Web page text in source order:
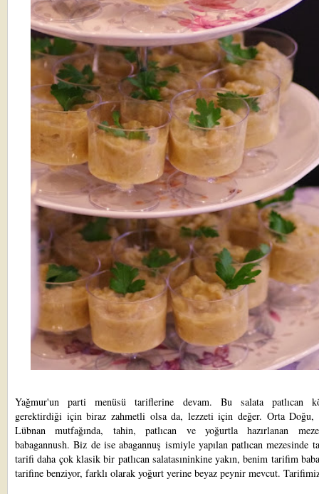
Yağmur'un parti menüsü tariflerine devam. Bu salata patlıcan
gerektirdiği için biraz zahmetli olsa da, lezzeti için değer. Orta Doğu,
Lübnan mutfağında, tahin, patlıcan ve yoğurtla hazırlanan
babagannush. Biz de ise abagannuş ismiyle yapılan patlıcan mezesinde
tarifi daha çok klasik bir patlıcan salatasıninkine yakın, benim tarifim
tarifine benziyor, farklı olarak yoğurt yerine beyaz peynir mevcut.